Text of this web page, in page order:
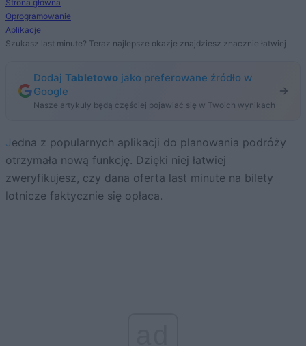
Strona główna
Oprogramowanie
Aplikacje
Szukasz last minute? Teraz najlepsze okazje znajdziesz znacznie łatwiej
Dodaj Tabletowo jako preferowane źródło w
Google
Nasze artykuły będą częściej pojawiać się w Twoich wynikach
Jedna z popularnych aplikacji do planowania podróży
otrzymała nową funkcję. Dzięki niej łatwiej
zweryfikujesz, czy dana oferta last minute na bilety
lotnicze faktycznie się opłaca.